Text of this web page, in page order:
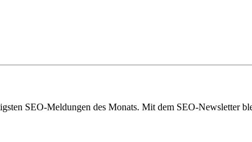
SEO-Meldungen des Monats. Mit dem SEO-Newsletter